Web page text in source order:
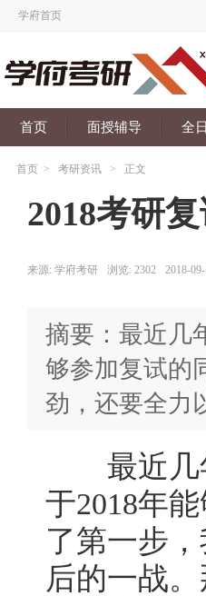
学府首页
首页 面授辅导 全
首页 > 考研资讯 > 正文
2018考研
来源: 学府考研 浏览: 2302 2018-
摘要：最近几
够参加复试的
劲，还要全力
最近几年
于2018年
了第一步
后的一战